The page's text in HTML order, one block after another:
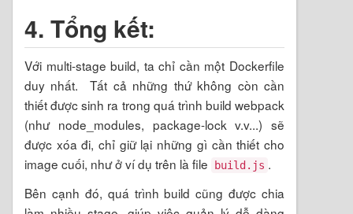
4. Tổng kết:
Với multi-stage build, ta chỉ cần một Dockerfile
duy nhất. Tất cả những thứ không còn cần
thiết được sinh ra trong quá trình build webpack
(như node_modules, package-lock v.v...) sẽ
được xóa đi, chỉ giữ lại những gì cần thiết cho
image cuối, như ở ví dụ trên là file
build.js .
Bên cạnh đó, quá trình build cũng được chia